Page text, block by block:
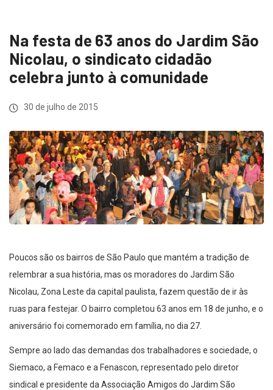
Na festa de 63 anos do Jardim São
Nicolau, o sindicato cidadão
celebra junto à comunidade
30 de julho de 2015
Poucos são os bairros de São Paulo que mantém a tradição de
relembrar a sua história, mas os moradores do Jardim São
Nicolau, Zona Leste da capital paulista, fazem questão de ir às
ruas para festejar. O bairro completou 63 anos em 18 de junho, e o
aniversário foi comemorado em família, no dia 27.
Sempre ao lado das demandas dos trabalhadores e sociedade, o
Siemaco, a Femaco e a Fenascon, representado pelo diretor
sindical e presidente da Associação Amigos do Jardim São